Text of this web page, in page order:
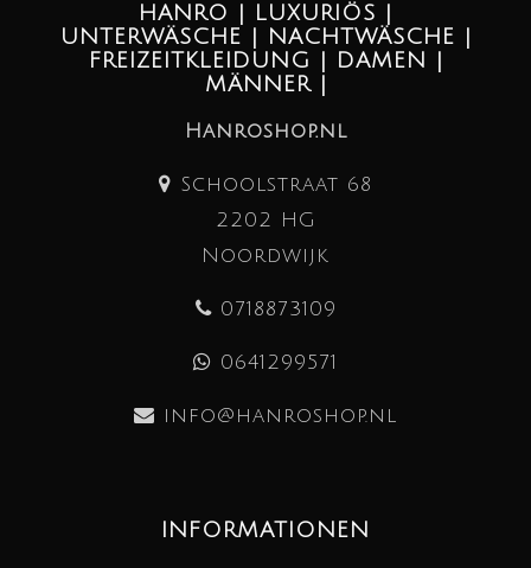
HANRO | LUXURIÖS |
UNTERWÄSCHE | NACHTWÄSCHE |
FREIZEITKLEIDUNG | DAMEN |
MÄNNER |
Hanroshop.nl
Schoolstraat 68
2202 HG
Noordwijk
0718873109
0641299571
info@hanroshop.nl
INFORMATIONEN